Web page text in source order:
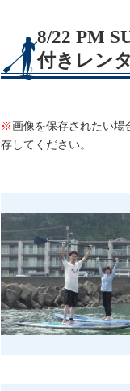
8/22 PM
付きレン
※画像を保存されたい場
存してください。